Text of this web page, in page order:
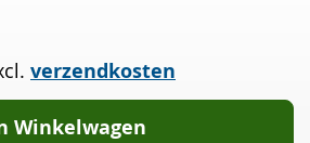
verzendkosten
Winkelwagen